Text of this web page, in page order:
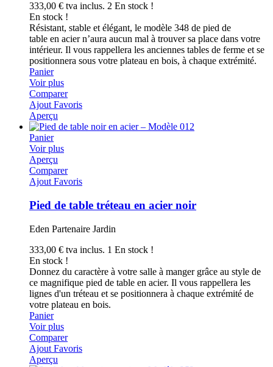
333,00 € tva inclus. 2 En stock !
En stock !
Résistant, stable et élégant, le modèle 348 de pied de
table en acier n’aura aucun mal à trouver sa place dans votre
intérieur. Il vous rappellera les anciennes tables de ferme et se
positionnera sous votre plateau en bois, à chaque extrémité.
Panier
Voir plus
Comparer
Ajout Favoris
Aperçu
Panier
Voir plus
Aperçu
Comparer
Ajout Favoris
Pied de table tréteau en acier noir
Eden Partenaire Jardin
333,00 € tva inclus. 1 En stock !
En stock !
Donnez du caractère à votre salle à manger grâce au style de
ce magnifique pied de table en acier. Il vous rappellera les
lignes d'un tréteau et se positionnera à chaque extrémité de
votre plateau en bois.
Panier
Voir plus
Comparer
Ajout Favoris
Aperçu